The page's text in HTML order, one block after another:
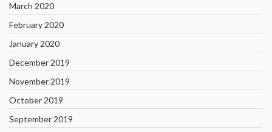
March 2020
February 2020
January 2020
December 2019
November 2019
October 2019
September 2019